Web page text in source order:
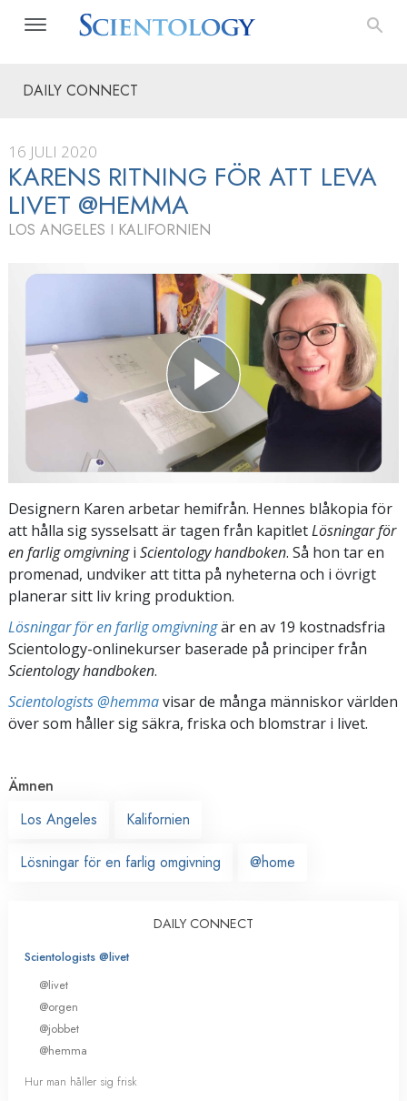
DAILY CONNECT
16 JULI 2020
KARENS RITNING FÖR ATT LEVA
LIVET @HEMMA
LOS ANGELES I KALIFORNIEN
Designern Karen arbetar hemifrån. Hennes blåkopia för
att hålla sig sysselsatt är tagen från kapitletLösningar för
en farlig omgivningi Scientology handboken. Så hon tar en
promenad, undviker att titta på nyheterna och i övrigt
planerar sitt liv kring produktion.
Lösningar för en farlig omgivningär en av 19 kostnadsfria
Scientology-onlinekurser baserade på principer från
Scientology handboken.
Scientologists @hemmavisar de många människor världen
över som håller sig säkra, friska och blomstrar i livet.
Ämnen
Los Angeles
Kalifornien
Lösningar för en farlig omgivning @home
DAILY CONNECT
Scientologists @livet
@livet
@orgen
@jobbet
@hemma
Hur man håller sig frisk